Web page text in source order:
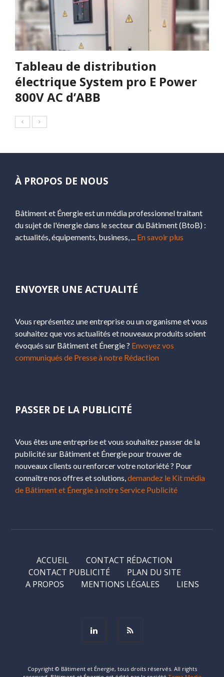
Tableau de distribution
électrique System pro E Power
800V AC d’ABB
À PROPOS DE NOUS
Bâtiment et Énergie est un média professionnel traitant
du sujet de l'énergie dans le secteur du Bâtiment (BtoB) :
actualités, équipements, business, ... En savoir plus
ENVOYER UNE ACTUALITÉ
Vous représentez une entreprise ou un organisme et vous
souhaitez que vos actualités et nouveaux produits soient
évoqués sur Bâtiment et Énergie ? Envoyez vos
communiqués de Presse à notre Rédaction
PASSER DE LA PUBLICITÉ
Vous êtes une entreprise et vous souhaitez passer de la
publicité sur Bâtiment et Énergie pour trouver de
nouveaux clients ou renforcer votre notoriété ? Pour
connaître nos offres et solutions,demandez le Kit média
de Bâtiment et Énergie à notre Service Publicité
ACCUEIL
CONTACT RÉDACTION
CONTACT PUBLICITÉ
PLAN DU SITE
A PROPOS
MENTIONS LÉGALES LIENS
Copyright © Bâtiment et Énergie, tous droits réservés. All rights